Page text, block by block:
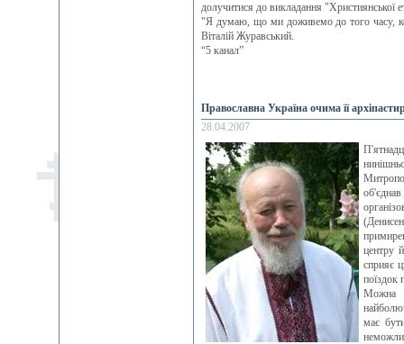
долучитися до викладання "Християнської
"Я думаю, що ми доживемо до того часу,
Віталій Журавський.
“5 канал”
Православна Україна очима її
28.04.2007
центру
сприяє
поїздок
Можна
має